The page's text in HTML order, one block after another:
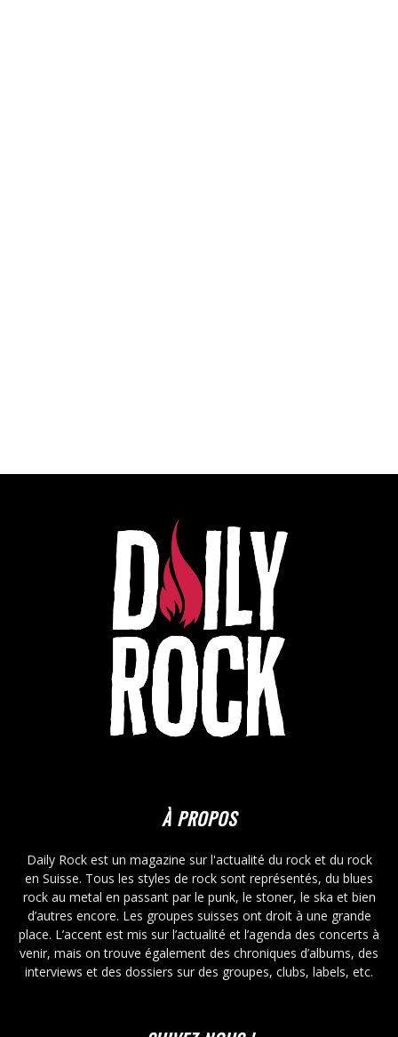
À PROPOS
Daily Rock est un magazine sur l'actualité du rock et du rock
en Suisse. Tous les styles de rock sont représentés, du blues
rock au metal en passant par le punk, le stoner, le ska et bien
d’autres encore. Les groupes suisses ont droit à une grande
place. L’accent est mis sur l’actualité et l’agenda des concerts à
venir, mais on trouve également des chroniques d’albums, des
interviews et des dossiers sur des groupes, clubs, labels, etc.